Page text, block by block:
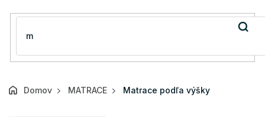
Domov MATRACE Matrace podľa výšky